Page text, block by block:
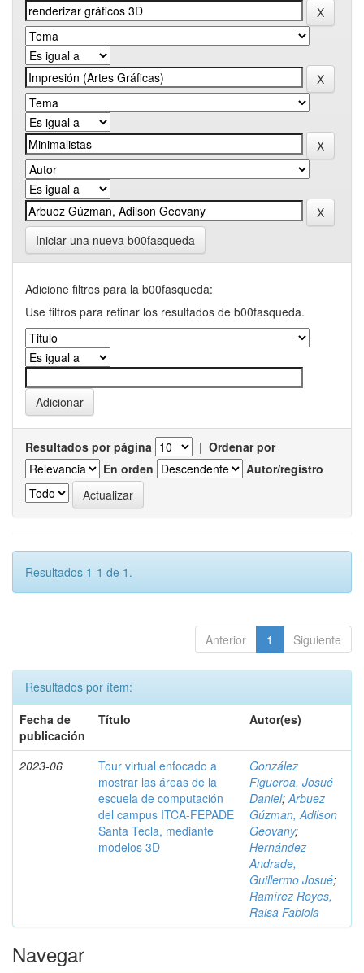
Iniciar una nueva b00fasqueda
Adicione filtros para la b00fasqueda:
Use filtros para refinar los resultados de b00fasqueda.
Resultados por página | Ordenar por
En orden
Autor/registro
Resultados 1-1 de 1.
Anterior 1 Siguiente
Resultados por ítem:
Fecha de
publicación
Título Autor(es)
2023-06
Tour virtual enfocado a
mostrar las áreas de la
escuela de computación
del campus ITCA-FEPADE
Santa Tecla, mediante
modelos 3D
González
Figueroa, Josué
Daniel;Arbuez
Gúzman, Adilson
Geovany;
Hernández
Andrade,
Guillermo Josué;
Ramírez Reyes,
Raisa Fabiola
Navegar